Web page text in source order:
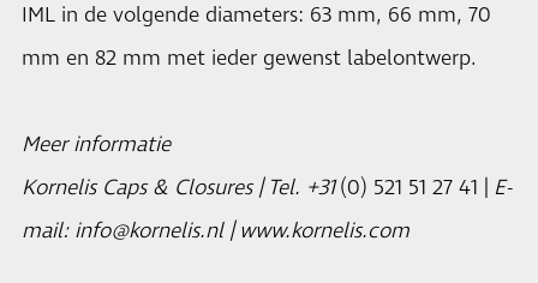
IML in de volgende diameters: 63 mm, 66 mm, 70
mm en 82 mm met ieder gewenst labelontwerp.
Meer informatie
Kornelis Caps & Closures | Tel. +31(0) 521 51 27 41 | E-
mail: info@kornelis.nl | www.kornelis.com